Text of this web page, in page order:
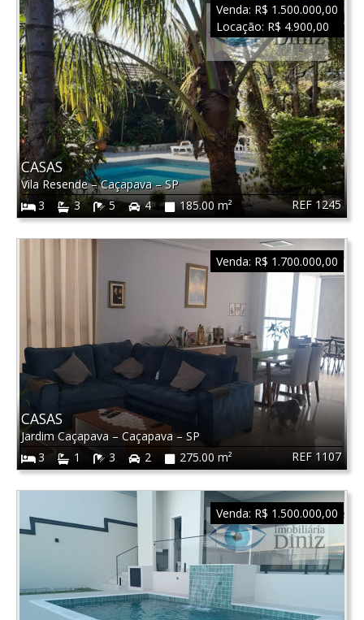
REF 1245
CASAS
Vila Resende–Caçapava–SP
3
3 5 4 185.00 m²
Venda: R$ 1.500.000,00
Locação: R$ 4.900,00
REF 1107
CASAS
Jardim Caçapava – Caçapava – SP
3
1 3 2 275.00 m²
Venda: R$ 1.700.000,00
Venda: R$ 1.500.000,00